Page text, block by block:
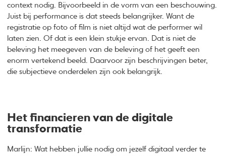
context nodig. Bijvoorbeeld in de vorm van een beschouwing.
Juist bij performance is dat steeds belangrijker. Want de
registratie op foto of film is niet altijd wat de performer wil
laten zien. Of dat is een klein stukje ervan. Dat is niet de
beleving het meegeven van de beleving of het geeft een
enorm vertekend beeld. Daarvoor zijn beschrijvingen beter,
die subjectieve onderdelen zijn ook belangrijk.
Het financieren van de digitale
transformatie
Marlijn: Wat hebben jullie nodig om jezelf digitaal verder te